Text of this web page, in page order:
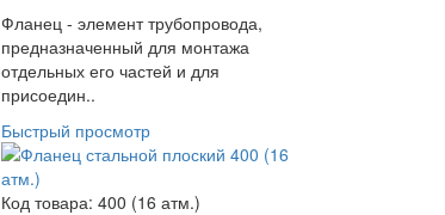
Фланец - элемент трубопровода,
предназначенный для монтажа
отдельных его частей и для
присоедин..
Быстрый просмотр
Код товара: 400 (16 атм.)